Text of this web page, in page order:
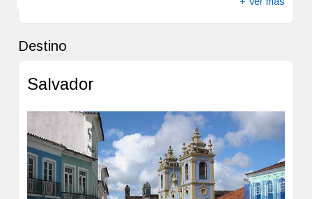
Las habitaciones disponen de balcón, aire acondicionado,
teléfono. Los baños disponen de ducha con cabezal de
diseño.
Destino
Salvador